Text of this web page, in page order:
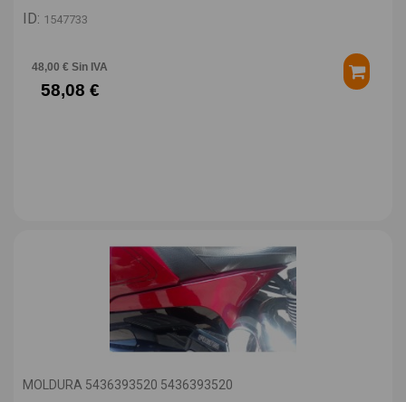
ID: 1547733
48,00 € Sin IVA
58,08 €
MOLDURA 5436393520 5436393520